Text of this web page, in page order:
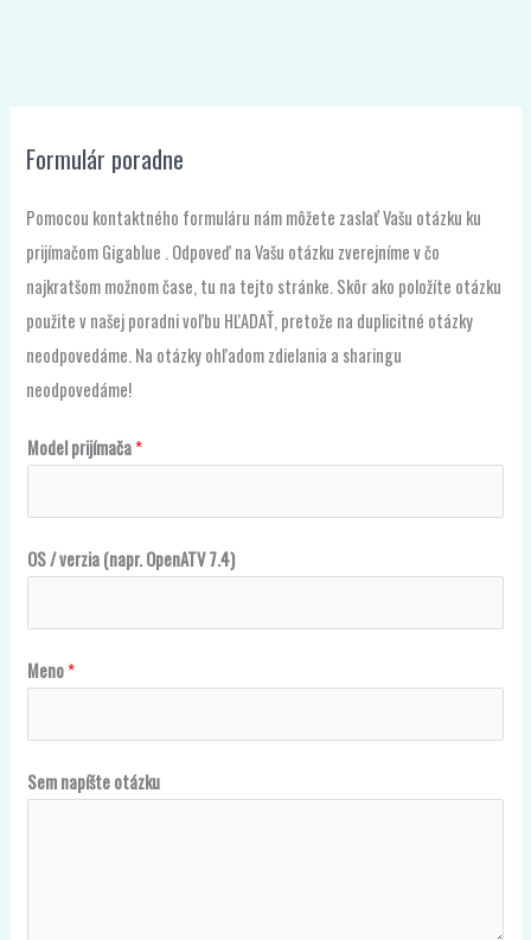
Formulár poradne
Pomocou kontaktného formuláru nám môžete zaslať Vašu otázku ku
prijímačom Gigablue . Odpoveď na Vašu otázku zverejníme v čo
najkratšom možnom čase, tu na tejto stránke. Skôr ako položíte otázku
použite v našej poradni voľbu HĽADAŤ, pretože na duplicitné otázky
neodpovedáme. Na otázky ohľadom zdielania a sharingu
neodpovedáme!
S
e
.
v
r
z
Model prijímača*
OS / verzia (napr. OpenATV 7.4)
Meno*
Sem napíšte otázku